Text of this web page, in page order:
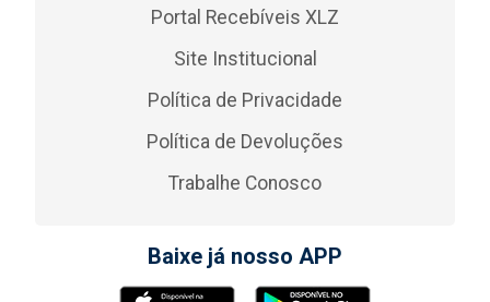
Portal Recebíveis XLZ
Site Institucional
Política de Privacidade
Política de Devoluções
Trabalhe Conosco
Baixe já nosso APP